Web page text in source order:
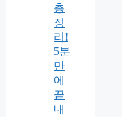
총
정
리!
5분
만
에
끝
내